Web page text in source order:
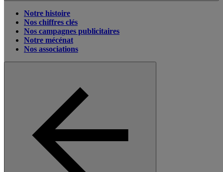
Notre histoire
Nos chiffres clés
Nos campagnes publicitaires
Notre mécénat
Nos associations